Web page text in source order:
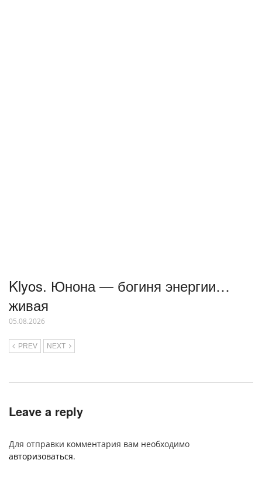
Klyos. Юнона — богиня энергии…
живая
05.08.2026
PREV NEXT
Leave a reply
Для отправки комментария вам необходимо
авторизоваться.